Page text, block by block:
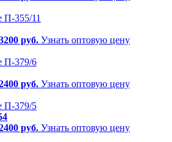
П-355/11
руб. Узнать оптовую цену
П-379/6
руб. Узнать оптовую цену
П-379/5
руб. Узнать оптовую цену